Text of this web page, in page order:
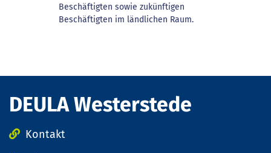
Beschäftigten sowie zukünftigen
Beschäftigten im ländlichen Raum.
DEULA Westerstede
Kontakt